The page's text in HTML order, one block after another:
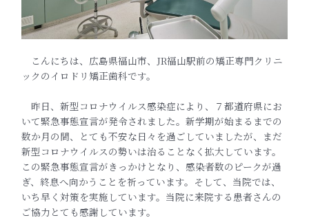
こんにちは、広島県福山市、JR福山駅前の矯正専門クリニ
ックのイロドリ矯正歯科です。
昨日、新型コロナウイルス感染症により、７都道府県にお
いて緊急事態宣言が発令されました。新学期が始まるまでの
数か月の間、とても不安な日々を過ごしていましたが、まだ
新型コロナウイルスの勢いは治ることなく拡大しています。
この緊急事態宣言がきっかけとなり、感染者数のピークが過
ぎ、終息へ向かうことを祈っています。そして、当院では、
いち早く対策を実施しています。当院に来院する患者さんの
ご協力とても感謝しています。